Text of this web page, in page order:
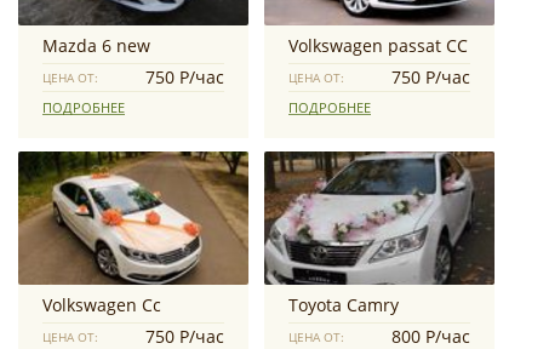
Mazda 6 new
ЦЕНА ОТ: 750 Р/час
ПОДРОБНЕЕ
Volkswagen passat CC
ЦЕНА ОТ: 750 Р/час
ПОДРОБНЕЕ
Volkswagen Сс
ЦЕНА ОТ: 750 Р/час
Toyota Camry
ЦЕНА ОТ: 800 Р/час